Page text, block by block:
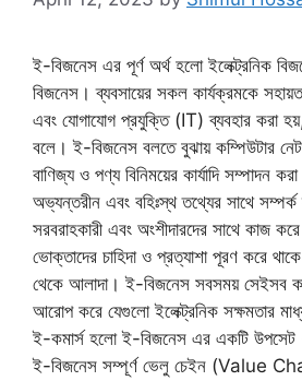
ই-বিজনেস এর পূর্ণ অর্থ হলো ইলেক্ট্রনিক
বিজনেস। ব্যবসায়ের সকল কার্যক্রমকে
এবং যোগাযোগ প্রযুক্তি (IT) ব্যবহার করা
বলে। ই-বিজনেস বলতে বুঝায় কম্পিউটার
বাণিজ্য ও পণ্য বিনিময়ের কার্যাদি সম্পাদন
অভ্যন্তরীন এবং বহিঃস্থ তথ্যের সাথে
সরবরাহকারী এবং অংশীদারদের সাথে কাজ
ভোক্তাদের চাহিদা ও প্রত্যাশা পূরণ করে
থেকে আলাদা। ই-বিজনেস সবসময় সেইসব
আরোপ করে যেগুলো ইলেক্ট্রনিক সক্ষমতার
ই-কমার্স হলো ই-বিজনেস এর একটি
ই-বিজনেস সম্পূর্ণ ভেলু চেইন (Value